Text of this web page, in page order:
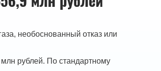
необоснованный отказ или
рублей. По стандартному